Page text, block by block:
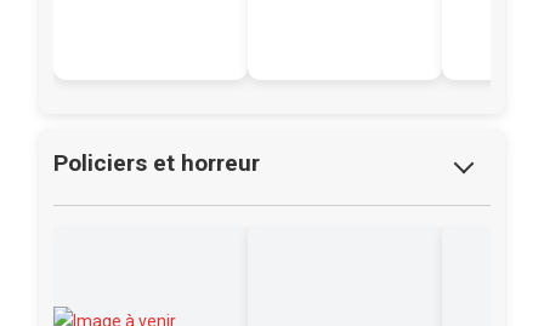
których autor najczęściej
Policiers et horreur